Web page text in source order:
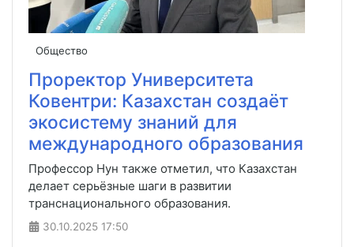
Общество
Проректор Университета
Ковентри: Казахстан создаёт
экосистему знаний для
международного образования
Профессор Нун также отметил, что Казахстан
делает серьёзные шаги в развитии
транснационального образования.
30.10.2025 17:50